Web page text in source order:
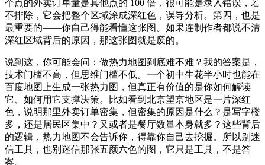
个点的外卖订单量是其他点的 100 倍，很可能是录入错误，若
不排除，它会把整个区域涂成深红色，误导分析。第四，也是
最重要的——你自己得能看懂这张图。如果连制作者都说不清
深红区域背后的原因，那这张图就是废的。
说到这，你可能会问：做热力地图到底难不难？我的答案是，
技术门槛不高，但思维门槛不低。一个初中生花半小时也能在
百度地图上生成一张热力图，但真正有价值的是你如何解读
它、如何用它支撑决策。比如看到北京望京地区是一片深红
色，说明那里外卖订单密集，但密集的原因是什么？是写字楼
多，还是居民区集中？又或者是餐厅数量本身就多？这些背后
的逻辑，热力地图不会告诉你，得靠你自己去挖掘。所以别迷
信工具，也别迷信那张五颜六色的图，它只是工具，不是答
案。